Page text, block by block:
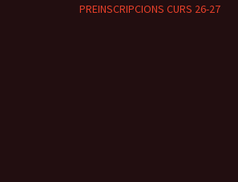
PREINSCRIPCIONS CURS 26-27